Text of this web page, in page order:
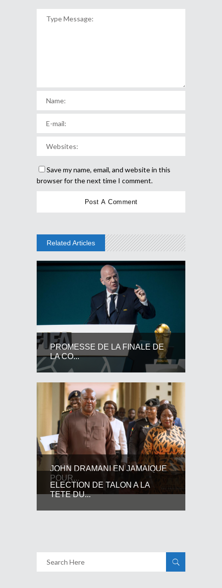
Save my name, email, and website in this
browser for the next time I comment.
Related Articles
PROMESSE DE LA FINALE DE
LA CO...
JOHN DRAMANI EN JAMAIQUE
POUR...
ELECTION DE TALON A LA
TETE DU...